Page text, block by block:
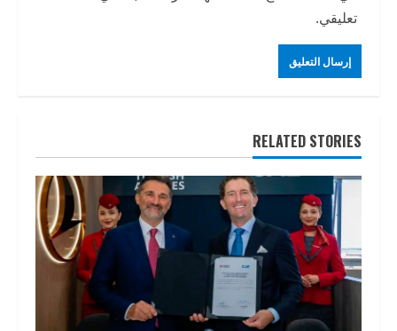
تعليقي.
RELATED STORIES